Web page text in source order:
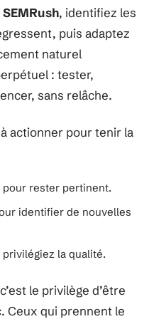
SEMRush, identifiez les
puis adaptez
naturel
: tester,
sans relâche.
actionner pour tenir la
rester pertinent.
identifier de nouvelles
privilégiez la qualité.
le privilège d’être
Ceux qui prennent le